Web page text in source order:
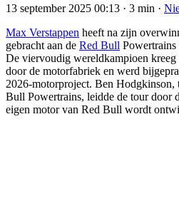
13 september 2025 00:13 · 3 min ·
Max Verstappen heeft na zijn
gebracht aan de Red Bull
De viervoudig wereldkampioen
door de motorfabriek en werd
2026-motorproject. Ben Hodgkinson,
Bull Powertrains, leidde de tour door
eigen motor van Red Bull wordt